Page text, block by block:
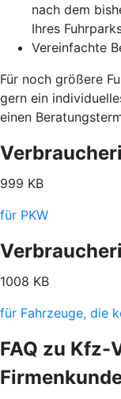
nach dem
Ihres
Vereinfachte
Für noch größere
gern ein
einen
999 KB
für PKW
1008 KB
für Fahrzeuge, die
FAQ zu